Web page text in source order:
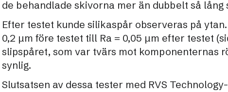
de behandlade skivorna mer än dubbelt så lång
Efter testet kunde silikaspår observeras på
0,2 µm före testet till Ra = 0,05 µm efter testet
slipspåret, som var tvärs mot komponenternas
synlig.
Slutsatsen av dessa tester med RVS